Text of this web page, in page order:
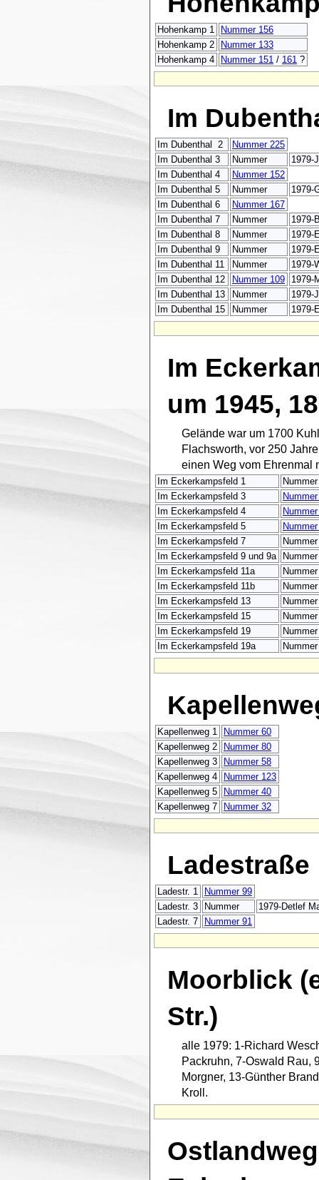
Hohenkamp 1
Nummer 156
Hohenkamp 2
Nummer 133
Hohenkamp 4
Nummer 151 / 161 ?
Im
Im Dubenthal 2
Nummer 225
Im Dubenthal 3
Nummer
1979-
Im Dubenthal 4
Nummer 152
Im Dubenthal 5
Nummer
1979-
Im Dubenthal 6
Nummer 167
Im Dubenthal 7
Nummer
1979-
Im Dubenthal 8
Nummer
1979-
Im Dubenthal 9
Nummer
1979-
Im Dubenthal 11
Nummer
1979-
Im Dubenthal 12
Nummer 109
1979-
Im Dubenthal 13
Nummer
1979-
Im Dubenthal 15
Nummer 1979-
Im
um 1945,
Gelände war um 1700
Flachsworth, vor 250
einen Weg vom Ehrenmal
Im Eckerkampsfeld 1
Nummer
Im Eckerkampsfeld 3
Im Eckerkampsfeld 4
Im Eckerkampsfeld 5
Im Eckerkampsfeld 7
Nummer
Im Eckerkampsfeld 9 und 9a
Nummer
Im Eckerkampsfeld 11a
Nummer
Im Eckerkampsfeld 11b
Nummer
Im Eckerkampsfeld 13
Nummer
Im Eckerkampsfeld 15
Im Eckerkampsfeld 19
Nummer
Im Eckerkampsfeld 19a
Nummer
Kapellenweg 1
Nummer 60
Kapellenweg 2
Nummer 80
Kapellenweg 3
Nummer 58
Kapellenweg 4
Nummer 123
Kapellenweg 5
Nummer 40
Kapellenweg 7
Nummer 32
Ladestraße
Ladestr. 1
Nummer 99
Ladestr. 3
Nummer
1979-Detlef
Ladestr. 7
Nummer 91
Moorblick
Str.)
alle 1979: 1-Richard
Packruhn, 7-Oswald Rau,
Morgner, 13-Günther
Kroll.